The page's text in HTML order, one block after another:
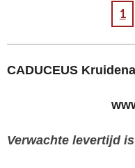
1
CADUCEUS
Verwachte levertijd